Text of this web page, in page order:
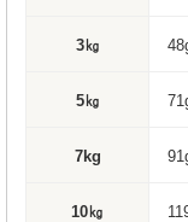
3㎏
5㎏
7kg
10㎏